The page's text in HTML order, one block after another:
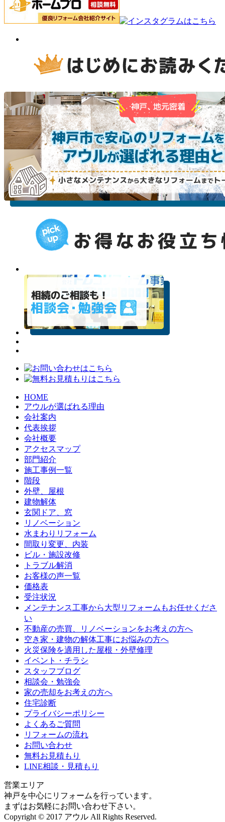
HOME
アウルが選ばれる理由
会社案内
代表挨拶
会社概要
アクセスマップ
部門紹介
施工事例一覧
階段
外壁、屋根
建物解体
玄関ドア、窓
リノベーション
水まわりリフォーム
間取り変更、内装
ビル・施設改修
トラブル解消
お客様の声一覧
価格表
受注状況
メンテナンス工事から大型リフォームもお任せくださ
い
不動産の売買、リノベーションをお考えの方へ
空き家・建物の解体工事にお悩みの方へ
火災保険を適用した屋根・外壁修理
イベント・チラシ
スタッフブログ
相談会・勉強会
家の売却をお考えの方へ
住宅診断
プライバシーポリシー
よくあるご質問
リフォームの流れ
お問い合わせ
無料お見積もり
LINE相談・見積もり
営業エリア
神戸を中心にリフォームを行っています。
まずはお気軽にお問い合わせ下さい。
Copyright © 2017 アウル All Rights Reserved.